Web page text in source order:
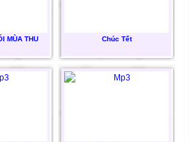
MÙA THU Chúc Tết